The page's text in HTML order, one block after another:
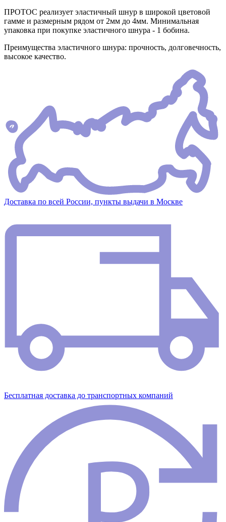
ПРОТОС реализует эластичный шнур в широкой цветовой
гамме и размерным рядом от 2мм до 4мм. Минимальная
упаковка при покупке эластичного шнура - 1 бобина.
Преимущества эластичного шнура: прочность, долговечность,
высокое качество.
Доставка по всей России, пункты выдачи в Москве
Бесплатная доставка до транспортных компаний